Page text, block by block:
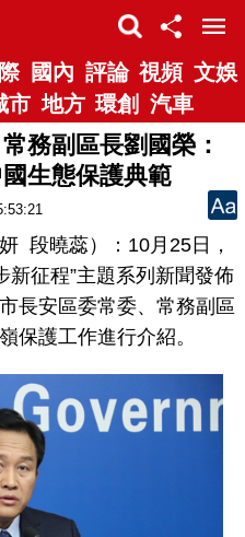
國內 評論 視頻 文娛
市 地方 環創 汽車
務副區長劉國榮：
生態保護典範
段曉蕊）：10月25日，
新征程”主題系列新聞發佈
長安區委常委、常務副區
保護工作進行介紹。